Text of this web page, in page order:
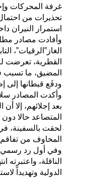
غرفة المحركات
تحذيرات من
استمرار النيران
وأفادت مصادر
الغاز”الرقيات”،
القطرية، تعرضت
المضيق، ما تسبب
ودفَع قبطانها إلى
وأكدت المصادر
بعد إجلائهم، إلا
المتصاعد حالا
لحقت بالسفينة،
المخاوف من
وفي أول رد
الناقلة، واعتبرته
الدولية وتهديداً